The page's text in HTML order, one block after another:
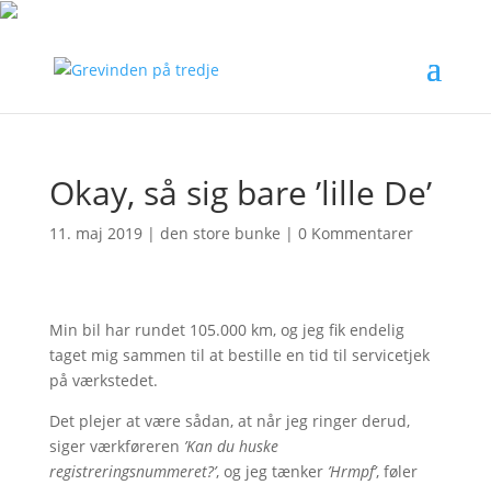
Okay, så sig bare ’lille De’
11. maj 2019| den store bunke | 0 Kommentarer
Min bil har rundet 105.000 km, og jeg fik endelig
taget mig sammen til at bestille en tid til servicetjek
på værkstedet.
Det plejer at være sådan, at når jeg ringer derud,
siger værkføreren ’Kan du huske
registreringsnummeret?’, og jeg tænker ’Hrmpf’, føler